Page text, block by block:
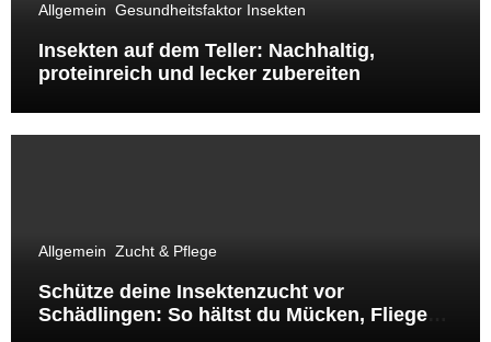
Allgemein Gesundheitsfaktor Insekten
Insekten auf dem Teller: Nachhaltig,
proteinreich und lecker zubereiten
Allgemein Zucht & Pflege
Schütze deine Insektenzucht vor
Schädlingen: So hältst du Mücken, Fliegen